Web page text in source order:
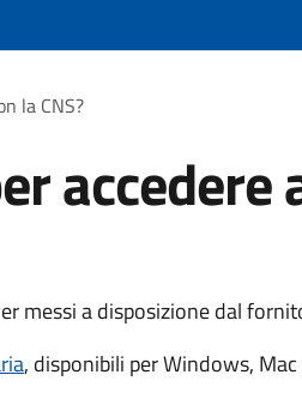
la CNS?
accedere
messi a disposizione dal
, disponibili per Windows, Mac